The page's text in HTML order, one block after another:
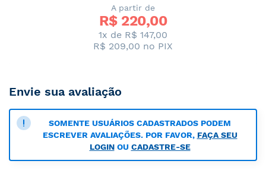
A partir de
R$ 220,00
1x de R$ 147,00
R$ 209,00 no PIX
Envie sua avaliação
SOMENTE USUÁRIOS CADASTRADOS PODEM
ESCREVER AVALIAÇÕES. POR FAVOR, FAÇA SEU
LOGINOU CADASTRE-SE